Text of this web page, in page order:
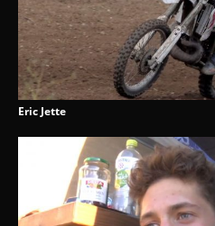
Eric Jette